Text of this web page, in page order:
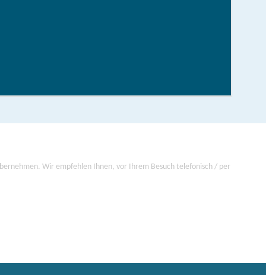
Wir empfehlen Ihnen, vor Ihrem Besuch telefonisch / per